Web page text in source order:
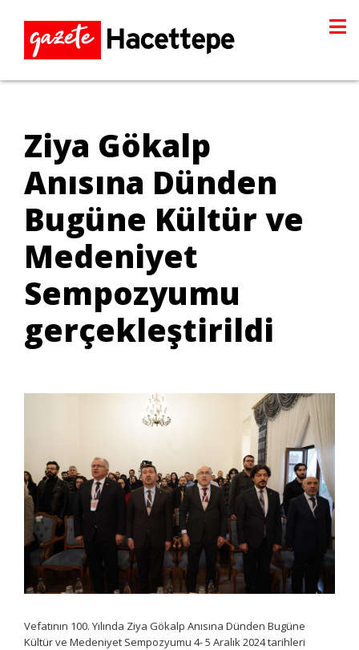
Ziya Gökalp
Anısına Dünden
Bugüne Kültür ve
Medeniyet
Sempozyumu
gerçekleştirildi
Vefatının 100. Yılında Ziya Gökalp Anısına Dünden Bugüne
Kültür ve Medeniyet Sempozyumu 4- 5 Aralık 2024 tarihleri